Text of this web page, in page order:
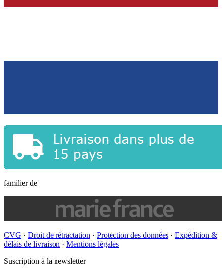
familier de
CVG · Droit de rétractation · Protection des données · Expédition &
délais de livraison · Mentions légales
Suscription à la newsletter